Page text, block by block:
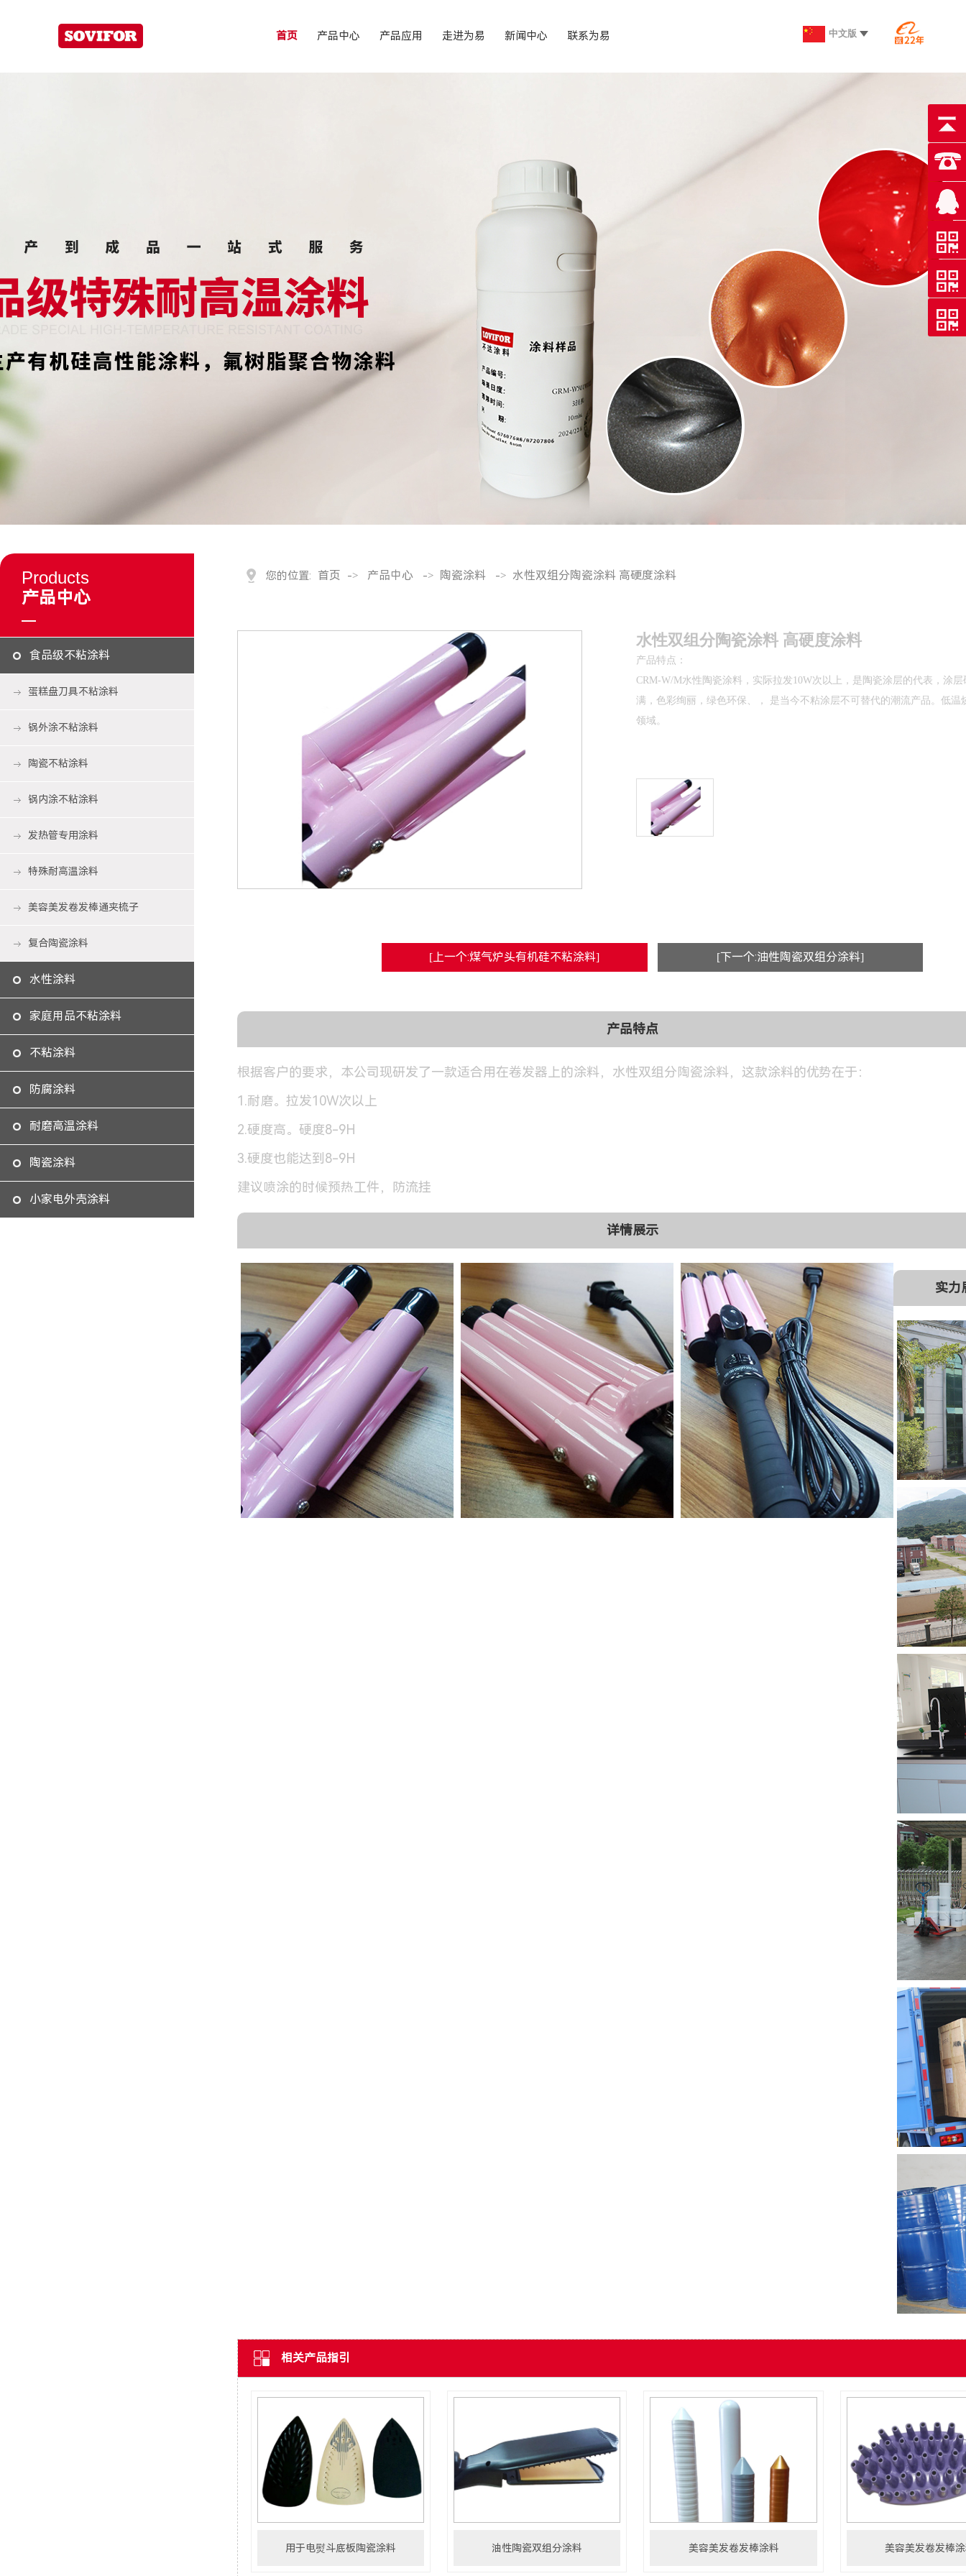
首页 产品中心 产品应用 走进为易 新闻中心 联系为易 中文版
Products
产品中心
食品级不粘涂料
蛋糕盘刀具不粘涂料
锅外涂不粘涂料
陶瓷不粘涂料
锅内涂不粘涂料
发热管专用涂料
特殊耐高温涂料
美容美发卷发棒通夹梳子
复合陶瓷涂料
水性涂料
家庭用品不粘涂料
不粘涂料
防腐涂料
耐磨高温涂料
陶瓷涂料
小家电外壳涂料
您的位置: 首页 -> 产品中心 -> 陶瓷涂料 -> 水性双组分陶瓷涂料 高硬度涂料
水性双组分陶瓷涂料 高硬度涂料
产品特点：
CRM-W/M水性陶瓷涂料，实际拉发10W次以上，是 陶瓷涂层的代表，涂
满，色彩绚丽，绿色环保、
， 是当今不粘涂层不可替代的潮流产品。低
领域。
[上一个:煤气炉头有机硅不粘涂料] [下一个:油性陶瓷双组分涂料]
产品特点
根据客户的要求，本公司现研发了一款适合用在卷发器上的涂料，水性双组分陶瓷涂料，这款涂料的优势在于：
1.耐磨。拉发10W次以上
2.硬度高。硬度8-9H
3.硬度也能达到8-9H
建议喷涂的时候预热工件，防流挂
详情展示
实力
相关产品指引
用于电熨斗底板陶瓷涂料 油性陶瓷双组分涂料 美容美发卷发棒涂料 美容美发卷发棒